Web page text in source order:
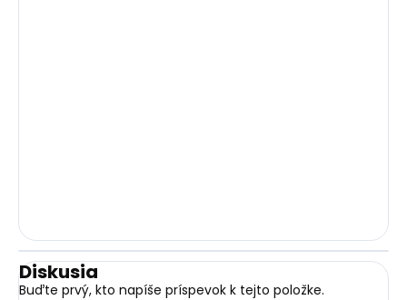
Diskusia
Buďte prvý, kto napíše príspevok k tejto položke.